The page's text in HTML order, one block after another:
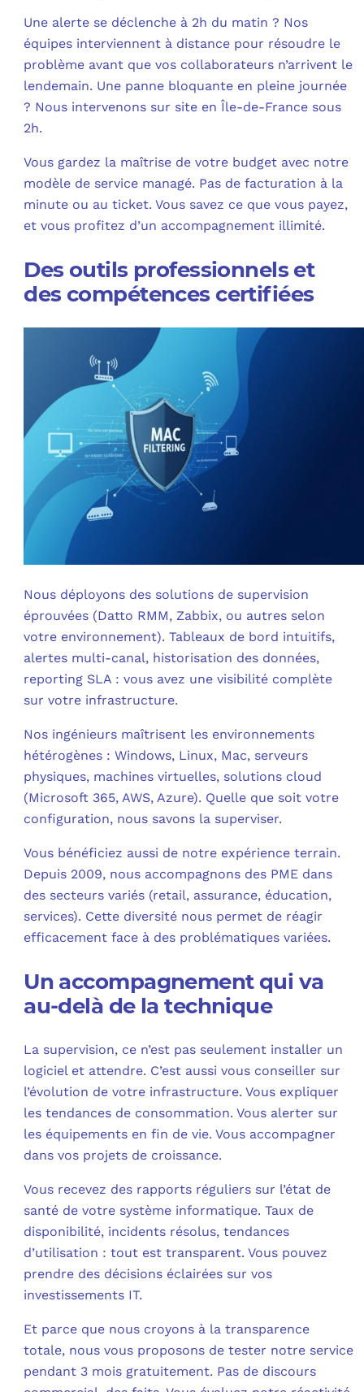
Une alerte se déclenche à 2h du matin ? Nos
équipes interviennent à distance pour résoudre le
problème avant que vos collaborateurs n’arrivent le
lendemain. Une panne bloquante en pleine journée
? Nous intervenons sur site en Île-de-France sous
2h.​
Vous gardez la maîtrise de votre budget avec notre
modèle de service managé. Pas de facturation à la
minute ou au ticket. Vous savez ce que vous payez,
et vous profitez d’un accompagnement illimité.​
Des outils professionnels et
des compétences certifiées
Nous déployons des solutions de supervision
éprouvées (Datto RMM, Zabbix, ou autres selon
votre environnement). Tableaux de bord intuitifs,
alertes multi-canal, historisation des données,
reporting SLA : vous avez une visibilité complète
sur votre infrastructure.​
Nos ingénieurs maîtrisent les environnements
hétérogènes : Windows, Linux, Mac, serveurs
physiques, machines virtuelles, solutions cloud
(Microsoft 365, AWS, Azure). Quelle que soit votre
configuration, nous savons la superviser.​
Vous bénéficiez aussi de notre expérience terrain.
Depuis 2009, nous accompagnons des PME dans
des secteurs variés (retail, assurance, éducation,
services). Cette diversité nous permet de réagir
efficacement face à des problématiques variées.​
Un accompagnement qui va
au-delà de la technique
La supervision, ce n’est pas seulement installer un
logiciel et attendre. C’est aussi vous conseiller sur
l’évolution de votre infrastructure. Vous expliquer
les tendances de consommation. Vous alerter sur
les équipements en fin de vie. Vous accompagner
dans vos projets de croissance.​
Vous recevez des rapports réguliers sur l’état de
santé de votre système informatique. Taux de
disponibilité, incidents résolus, tendances
d’utilisation : tout est transparent. Vous pouvez
prendre des décisions éclairées sur vos
investissements IT.​
Et parce que nous croyons à la transparence
totale, nous vous proposons de tester notre service
pendant 3 mois gratuitement. Pas de discours